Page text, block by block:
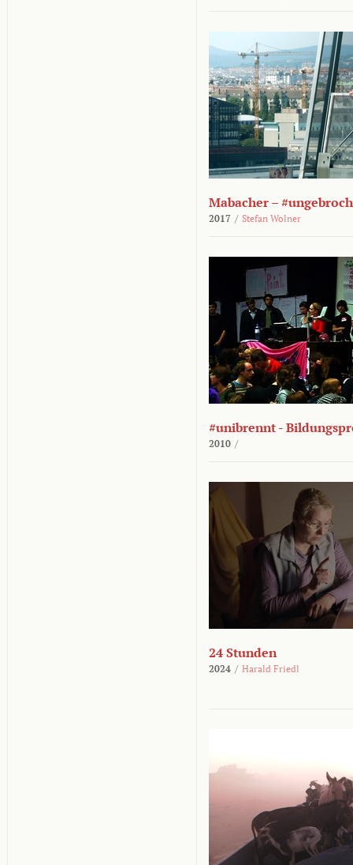
Mabacher –
2017 / Stefan Wolner
#unibrennt -
2010 /
24 Stunden
2024 / Harald Friedl